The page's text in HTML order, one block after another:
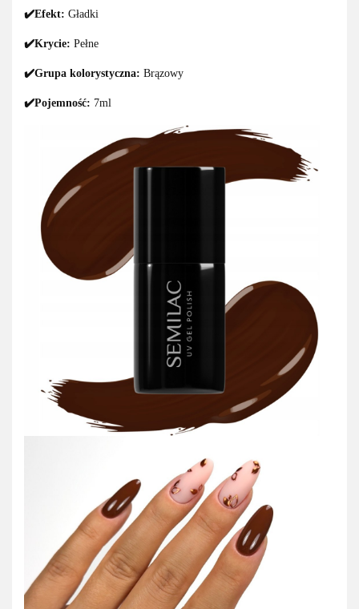
✔️Efekt: Gładki
✔️Krycie: Pełne
✔️Grupa kolorystyczna: Brązowy
✔️Pojemność: 7ml